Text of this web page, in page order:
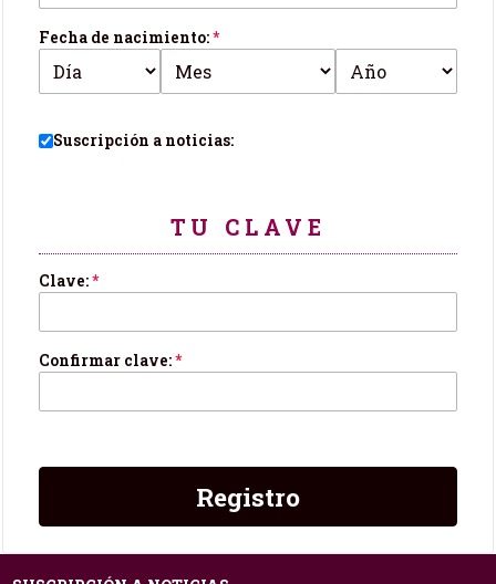
Fecha de nacimiento:*
Suscripción a noticias:
TU CLAVE
Clave:*
Confirmar clave:*
Registro